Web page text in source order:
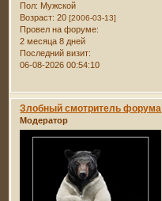
Пол: Мужской
Возраст: 20[2006-03-13]
Провел на форуме:
2 месяца 8 дней
Последний визит:
06-08-2026 00:54:10
Злобный смотритель форума
Модератор